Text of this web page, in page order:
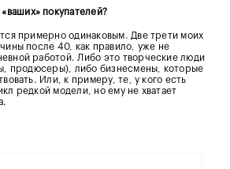
покупателей?
примерно одинаковым. Две трети моих
после 40, как правило, уже не
работой. Либо это творческие люди
продюсеры), либо бизнесмены, которые
Или, к примеру, те, у кого есть
редкой модели, но ему не хватает